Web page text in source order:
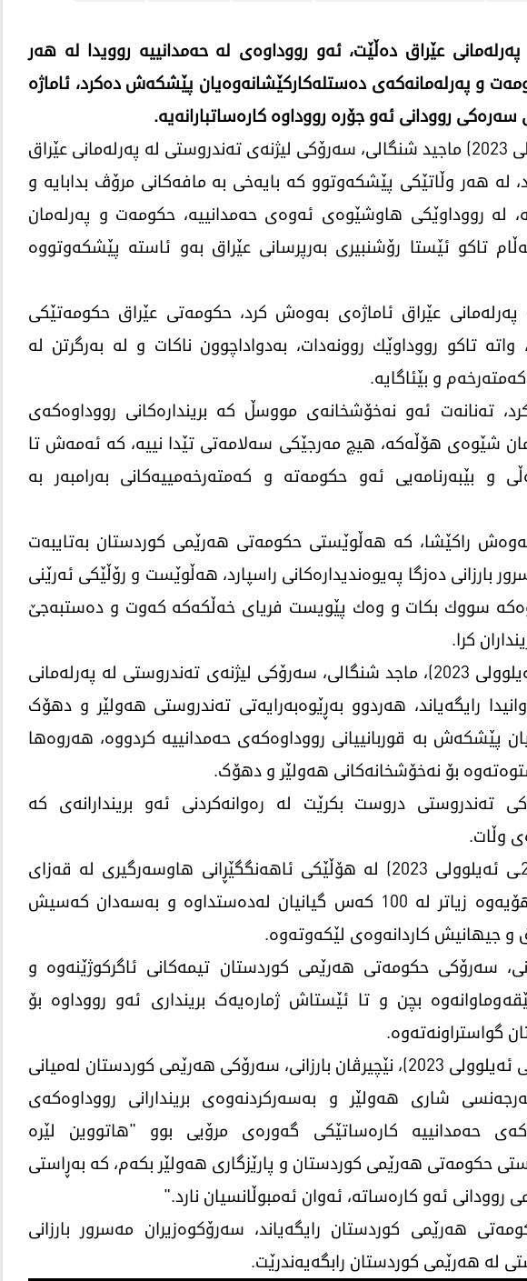
عێراق ده‌ڵێت، ئه‌و رووداوه‌ی له‌ حه‌مدانییه‌ روویدا له‌ هه‌ر
و په‌رله‌مانه‌كه‌ی ده‌ستله‌كاركێشانه‌وه‌یان پێشكه‌ش ده‌كرد، ئاماژه‌
روودانی ئه‌و جۆره‌ رووداوه‌ كاره‌ساتبارانه‌یه‌.
ئه‌مڕۆ (پێنجشه‌ممه‌ 28ـی ئه‌یلوولی 2023) ماجید شنگالی، سەرۆکی لیژنەی تەندروستی لە پەرلەمانی عێراق
رایگه‌یاند، له‌ هه‌ر وڵاتێكی پێشكه‌وتوو كه‌ بایه‌خی به‌ مافه‌كانی مرۆڤ بدابایه‌ و
له‌ رووداوێكی هاوشێوه‌ی ئه‌وه‌ی حه‌مدانییه‌، حكومه‌ت و په‌رله‌مان
تاكو ئێستا رۆشنبیری به‌رپرسانی عێراق به‌و ئاسته‌ پێشكه‌وتووه‌
عێراق ئاماژه‌ی به‌وه‌ش كرد، حكومه‌تی عێراق حكومه‌تێكی
تاكو رووداوێك روونه‌دات، به‌دواداچوون ناكات و له‌ به‌رگرتن له‌
و بێئاگایه‌.
ته‌نانه‌ت ئه‌و نه‌خۆشخانه‌ی مووسڵ كه‌ برینداره‌كانی رووداوه‌كه‌ی
شێوه‌ی هۆڵه‌كه‌، هیچ مه‌رجێكی سه‌لامه‌تی تێدا نییه‌، كه‌ ئه‌مه‌ش تا
و بێبه‌رنامه‌یی ئه‌و حكومه‌ته‌ و كه‌مته‌رخه‌مییه‌كانی به‌رامبه‌ر به‌
راكێشا، كه‌ هه‌ڵوێستی حكومه‌تی هه‌رێمی كوردستان به‌تایبه‌ت
بارزانی ده‌زگا په‌یوه‌ندیداره‌كانی راسپارد، هه‌ڵوێست و رۆڵێكی ئه‌رێنی
سووك بكات و وه‌ك پێویست فریای خه‌ڵكه‌كه‌ كه‌وت و ده‌ستبه‌جێ
كرا.
هه‌ر ئەمڕۆ پێنجشەممە (28ـی ئەیلوولی 2023)، ماجد شنگالی، سەرۆکی لیژنەی تەندروستی لە پەرلەمانی
رایگەیاند، هەردوو بەڕێوەبەرایەتی تەندروستی هەولێر و دهۆک
پێشکەش بە قوربانییانی رووداوەکەی حەمدانییە کردووە، هەروەها
بۆ نەخۆشخانەکانی هەولێر و دهۆک.
تەندروستی دروست بكرێت لە رەوانەكردنی ئەو بریندارانەی کە
وڵات.
درەنگانی شه‌وی سێشەممە (26ـی ئەیلوولی 2023) له‌ هۆڵێكی ئاهه‌نگگێڕانی هاوسه‌رگیری له‌ قه‌زای
حه‌مدانییه‌، ئاگر كه‌وته‌وه‌ و به‌هۆیه‌وه‌ زیاتر له‌ 100 كه‌س گیانیان له‌ده‌ستداوه ‌و به‌سه‌دان كه‌سیش
و جیهانیش كاردانه‌وه‌ی لێكه‌وته‌وه‌.
سەرۆکی حکومەتی هەرێمی کوردستان تیمەکانی ئاگرکوژێنەوە و
بچن و تا ئێستاش ژمارەیەک برینداری ئەو رووداوە بۆ
گواستراونەتەوە.
هەروەها رۆژی چوارشەممە (27ـی ئەیلوولی 2023)، نێچیرڤان بارزانی، سەرۆکی هەرێمی کوردستان له‌میانی
شاری هه‌ولێر و به‌سه‌ركردنه‌وه‌ی بریندارانی رووداوه‌كه‌ی
حه‌مدانییه‌ كاره‌ساتێكی گه‌وره‌ی مرۆیی بوو "هاتووین لێره‌
حكومه‌تی هه‌رێمی كوردستان و پارێزگاری هه‌ولێر بكه‌م، كه‌ به‌ڕاستی
ئه‌و كاره‌ساته‌، ئه‌وان ئه‌مبوڵانسیان نارد."
هه‌رێمی كوردستان رایگەیاند، سەرۆکوەزیران مەسرور بارزانی
لە هەرێمی کوردستان رابگەیه‌ندرێت.